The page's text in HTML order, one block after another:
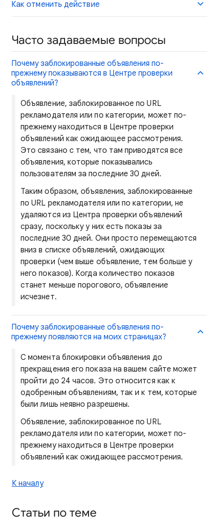
Как отменить действие
Часто задаваемые вопросы
Почему заблокированные объявления по-
прежнему показываются в Центре проверки
объявлений?
Объявление, заблокированное по URL
рекламодателя или по категории, может по-
прежнему находиться в Центре проверки
объявлений как ожидающее рассмотрения.
Это связано с тем, что там приводятся все
объявления, которые показывались
пользователям за последние 30 дней.
Таким образом, объявления, заблокированные
по URL рекламодателя или по категории, не
удаляются из Центра проверки объявлений
сразу, поскольку у них есть показы за
последние 30 дней. Они просто перемещаются
вниз в списке объявлений, ожидающих
проверки (чем выше объявление, тем больше у
него показов). Когда количество показов
станет меньше порогового, объявление
исчезнет.
Почему заблокированные объявления по-
прежнему появляются на моих страницах?
С момента блокировки объявления до
прекращения его показа на вашем сайте может
пройти до 24 часов. Это относится как к
одобренным объявлениям, так и к тем, которые
были лишь неявно разрешены.
Объявление, заблокированное по URL
рекламодателя или по категории, может по-
прежнему находиться в Центре проверки
объявлений как ожидающее рассмотрения.
К началу
Статьи по теме